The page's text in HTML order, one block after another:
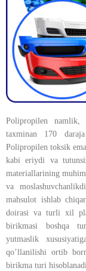
Polipropilen
taxminan 170
Polipropilen toksik
kabi eriydi va
materiallarining
va
mahsulot ishlab
doirasi va turli xil
birikmasi boshqa
yutmaslik
qo’llanilishi ortib
birikma turi